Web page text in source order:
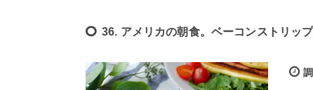
36. アメリカの朝食。ベーコンストリッ